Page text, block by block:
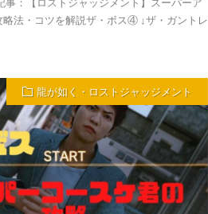
略法・コツを解説ザ・ボス④ ↓ザ・ガントレ
龍が如く・ロストジャッジメント